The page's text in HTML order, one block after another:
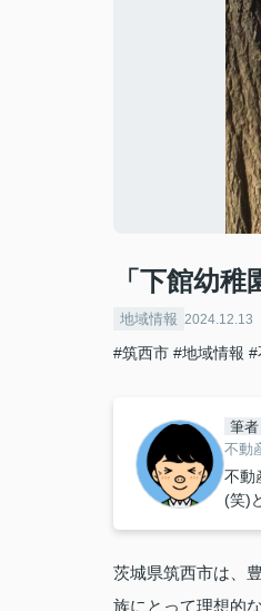
「下館幼
地域情報 2024.12.13
#筑西市 #地域情報 #
筆者
不動
不動
(笑)
茨城県筑西市は、
族にとって理想的